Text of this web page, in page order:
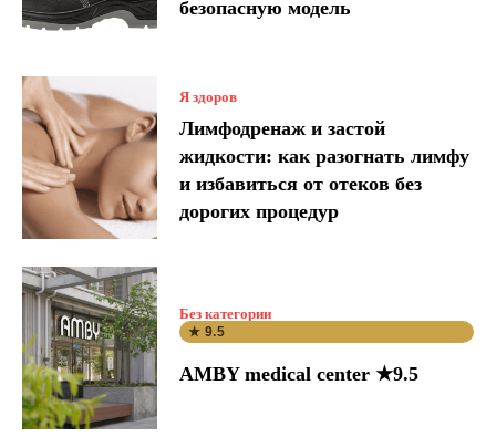
безопасную модель
Я здоров
Лимфодренаж и застой
жидкости: как разогнать лимфу
и избавиться от отеков без
дорогих процедур
Без категории
★ 9.5
AMBY medical center ★9.5